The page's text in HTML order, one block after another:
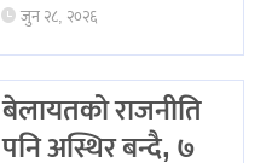
जुन २८, २०२६
बेलायतको राजनीति
पनि अस्थिर बन्दै, ७